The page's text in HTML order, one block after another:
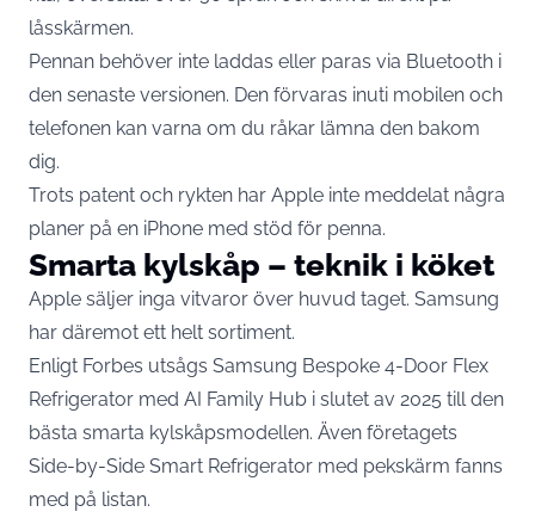
låsskärmen.
Pennan behöver inte laddas eller paras via Bluetooth i
den senaste versionen. Den förvaras inuti mobilen och
telefonen kan varna om du råkar lämna den bakom
dig.
Trots patent och rykten har Apple inte meddelat några
planer på en iPhone med stöd för penna.
Smarta kylskåp – teknik i köket
Apple säljer inga vitvaror över huvud taget. Samsung
har däremot ett helt sortiment.
Enligt Forbes utsågs Samsung Bespoke 4-Door Flex
Refrigerator med AI Family Hub i slutet av 2025 till den
bästa smarta kylskåpsmodellen. Även företagets
Side-by-Side Smart Refrigerator med pekskärm fanns
med på listan.